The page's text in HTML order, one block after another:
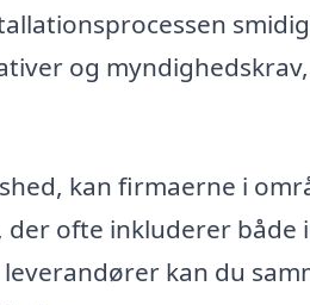
og
kan firmaerne i
ofte inkluderer både
kan du